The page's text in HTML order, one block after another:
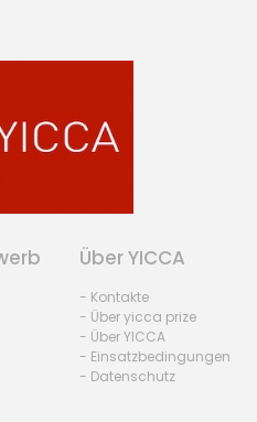
Über YICCA
- Kontakte
- Über yicca prize
- Über YICCA
- Einsatzbedingungen
- Datenschutz